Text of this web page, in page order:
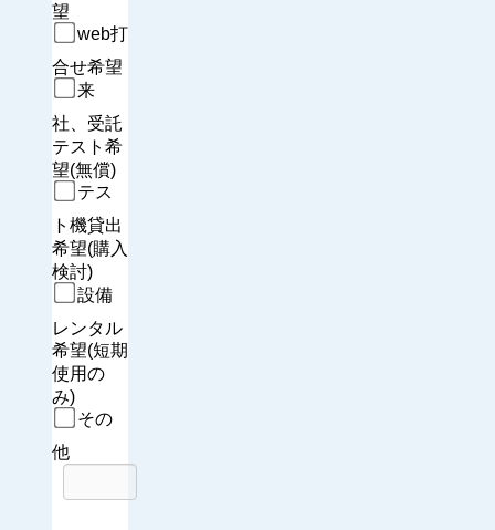
望
web打
合せ希望
来
社、受託
テスト希
望(無償)
テス
ト機貸出
希望(購入
検討)
設備
レンタル
希望(短期
使用の
み)
その
他